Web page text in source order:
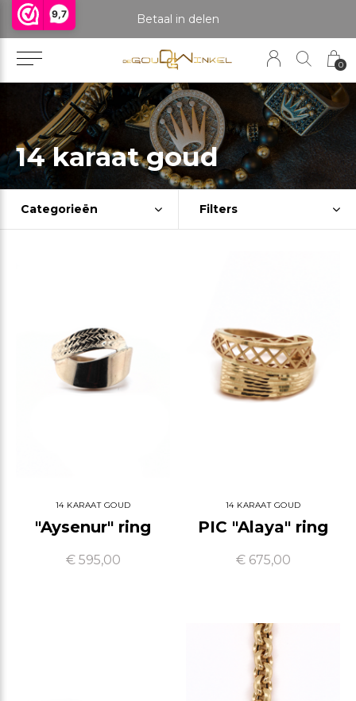
9,7
0
Betaal in delen
14 karaat goud
Categorieën Filters
14 KARAAT GOUD
"Aysenur" ring
€ 595,00
14 KARAAT GOUD
PIC "Alaya" ring
€ 675,00